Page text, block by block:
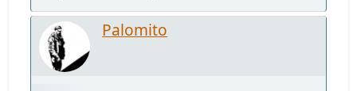
Palomito